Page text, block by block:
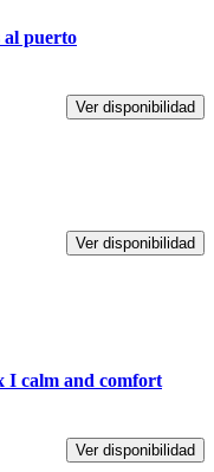
al puerto
Ver disponibilidad
Ver disponibilidad
I calm and comfort
Ver disponibilidad